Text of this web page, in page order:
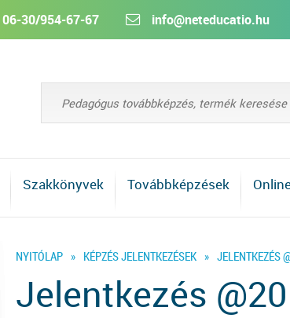
06-30/954-67-67 info@neteducatio.hu
Szakkönyvek Továbbképzések
NYITÓLAP » KÉPZÉS JELENTKEZÉSEK » JELENTKEZÉS
Jelentkezés